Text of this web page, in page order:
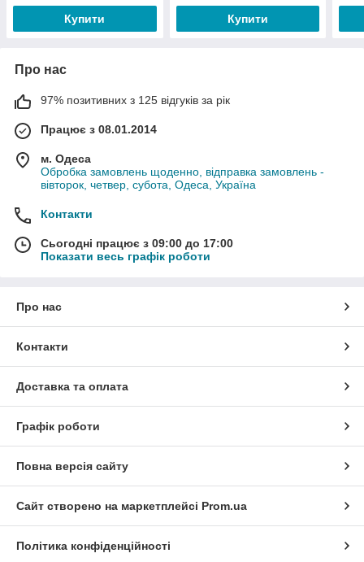
Купити Купити
Про нас
97% позитивних з 125 відгуків за рік
Працює з 08.01.2014
м. Одеса
Обробка замовлень щоденно, відправка замовлень -
вівторок, четвер, субота, Одеса, Україна
Контакти
Сьогодні працює з 09:00 до 17:00
Показати весь графік роботи
Про нас
Контакти
Доставка та оплата
Графік роботи
Повна версія сайту
Сайт створено на маркетплейсі Prom.ua
Політика конфіденційності